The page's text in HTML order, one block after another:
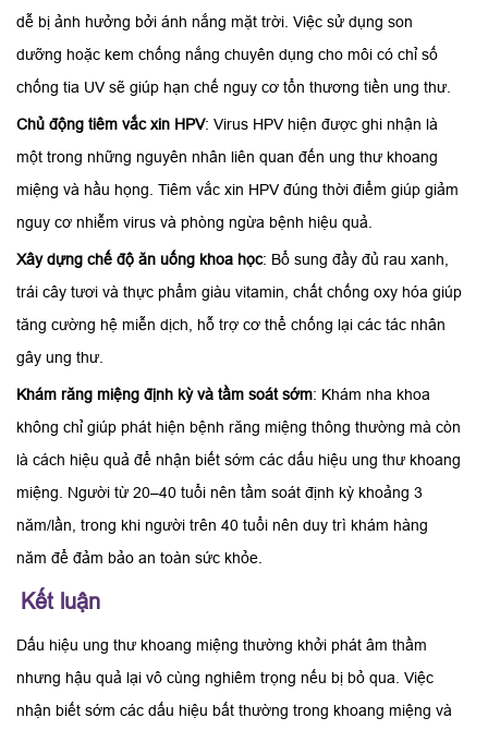
dễ bị ảnh hưởng bởi ánh nắng mặt trời. Việc sử dụng son
dưỡng hoặc kem chống nắng chuyên dụng cho môi có chỉ số
chống tia UV sẽ giúp hạn chế nguy cơ tổn thương tiền ung thư.
Chủ động tiêm vắc xin HPV: Virus HPV hiện được ghi nhận là
một trong những nguyên nhân liên quan đến ung thư khoang
miệng và hầu họng. Tiêm vắc xin HPV đúng thời điểm giúp giảm
nguy cơ nhiễm virus và phòng ngừa bệnh hiệu quả.
Xây dựng chế độ ăn uống khoa học: Bổ sung đầy đủ rau xanh,
trái cây tươi và thực phẩm giàu vitamin, chất chống oxy hóa giúp
tăng cường hệ miễn dịch, hỗ trợ cơ thể chống lại các tác nhân
gây ung thư.
Khám răng miệng định kỳ và tầm soát sớm: Khám nha khoa
không chỉ giúp phát hiện bệnh răng miệng thông thường mà còn
là cách hiệu quả để nhận biết sớm các dấu hiệu ung thư khoang
miệng. Người từ 20–40 tuổi nên tầm soát định kỳ khoảng 3
năm/lần, trong khi người trên 40 tuổi nên duy trì khám hàng
năm để đảm bảo an toàn sức khỏe.
Kết luận
Dấu hiệu ung thư khoang miệng thường khởi phát âm thầm
nhưng hậu quả lại vô cùng nghiêm trọng nếu bị bỏ qua. Việc
nhận biết sớm các dấu hiệu bất thường trong khoang miệng và